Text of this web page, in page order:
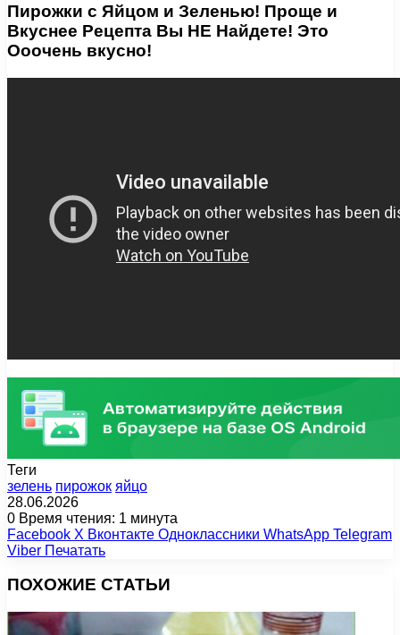
Пирожки с Яйцом и Зеленью! Проще и
Вкуснее Рецепта Вы НЕ Найдете! Это
Ооочень вкусно!
Теги
зелень пирожок яйцо
28.06.2026
0 Время чтения: 1 минута
Facebook X Вконтакте Одноклассники WhatsApp Telegram
Viber Печатать
ПОХОЖИЕ СТАТЬИ